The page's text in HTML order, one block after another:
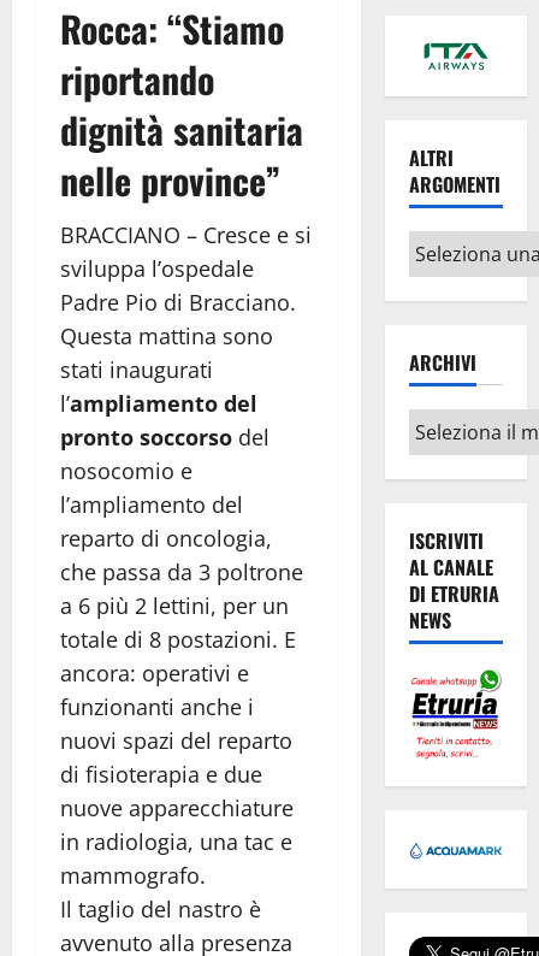
Rocca: “Stiamo
riportando
dignità sanitaria
nelle province”
BRACCIANO – Cresce e si
sviluppa l’ospedale
Padre Pio di Bracciano.
Questa mattina sono
stati inaugurati
l’ampliamento del
pronto soccorso del
nosocomio e
l’ampliamento del
reparto di oncologia,
che passa da 3 poltrone
a 6 più 2 lettini, per un
totale di 8 postazioni. E
ancora: operativi e
funzionanti anche i
nuovi spazi del reparto
di fisioterapia e due
nuove apparecchiature
in radiologia, una tac e
mammografo.
Il taglio del nastro è
avvenuto alla presenza
ALTRI
ARGOMENTI
Altri
argomenti
ARCHIVI
Archivi
ISCRIVITI
AL CANALE
DI ETRURIA
NEWS